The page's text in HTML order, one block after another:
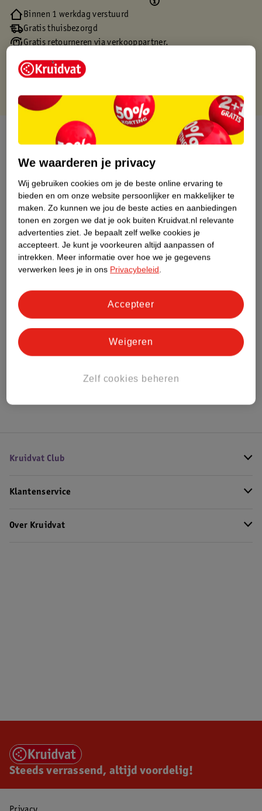
Binnen 1 werkdag verstuurd
Gratis thuisbezorgd
Gratis retourneren via verkooppartner.
Over dit product
Productinformatie
Nature Impact Score
Dit product heeft (nog) geen Nature
Impact Score.
Meer informatie
Bekijk ook
Alle Ledikantdekens
Hoe controleren wij de reviews?
Kruidvat Club
Klantenservice
Over Kruidvat
Steeds verrassend, altijd voordelig!
We waarderen je privacy
Wij gebruiken cookies om je de beste online ervaring te
bieden en om onze website persoonlijker en makkelijker te
maken. Zo kunnen we jou de beste acties en aanbiedingen
tonen en zorgen we dat je ook buiten Kruidvat.nl relevante
advertenties ziet. Je bepaalt zelf welke cookies je
accepteert. Je kunt je voorkeuren altijd aanpassen of
intrekken. Meer informatie over hoe we je gegevens
verwerken lees je in ons Privacybeleid.
Zelf cookies beheren
Weigeren
Accepteer